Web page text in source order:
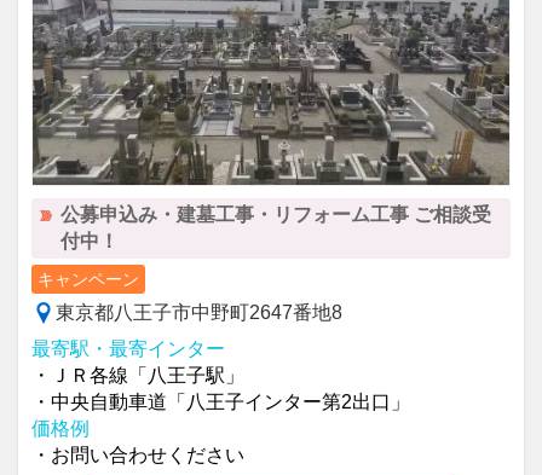
公募申込み・建墓工事・リフォーム工事 ご相談受
付中！
キャンペーン
東京都八王子市中野町2647番地8
最寄駅・最寄インター
・ＪＲ各線「八王子駅」
・中央自動車道「八王子インター第2出口」
価格例
・お問い合わせください